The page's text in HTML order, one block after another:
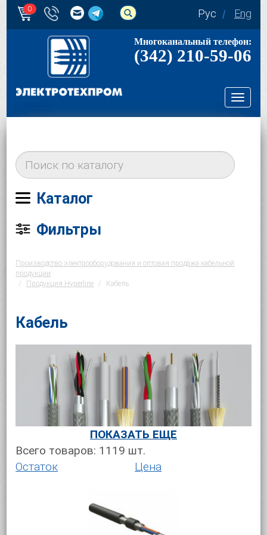
0 Рус Eng
Многоканальный телефон:
(342) 210-59-06
Каталог
Фильтры
Производство электрооборудования и оптовая продажа кабельной
продукции
Продукция Hyperline
Кабель
Кабель
Телекоммуникационные кабели
состоящие из 10-100 медных пар. Обычно для
неэкранированный (U/UTP) кабель, а при
повышенных требованиях
к помехозащищенности — экранированный (F/UTP)
ПОКАЗАТЬ ЕЩЕ
Всего товаров: 1119 шт.
Остаток
Цена